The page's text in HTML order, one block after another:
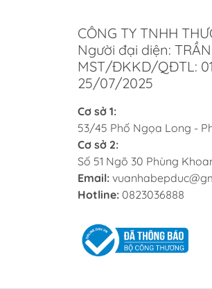
CÔNG TY TNHH
Người đại diện:
MST/ĐKKD/QĐTL:
25/07/2025
Cơ sở 1:
53/45 Phố Ngọa Long -
Cơ sở 2:
Số 51 Ngõ 30 Phùng
Email:
Hotline: 0823036888